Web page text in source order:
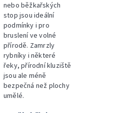
nebo běžkařských
stop jsou ideální
podmínky i pro
bruslení ve volné
přírodě. Zamrzly
rybníky i některé
řeky, přírodní kluziště
jsou ale méně
bezpečná než plochy
umělé.